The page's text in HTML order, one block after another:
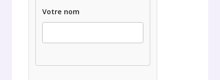
Votre nom